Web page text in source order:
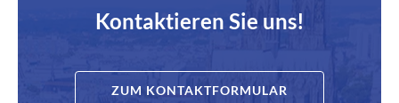
Kontaktieren Sie uns!
ZUM KONTAKTFORMULAR